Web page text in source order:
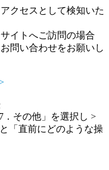
クセスとして検知いた
イトへご訪問の場合
問い合わせをお願いし
．その他」を選択し >
「直前にどのような操